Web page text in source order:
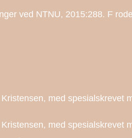
ved NTNU, 2015:288. F
med spesialskrevet
med spesialskrevet